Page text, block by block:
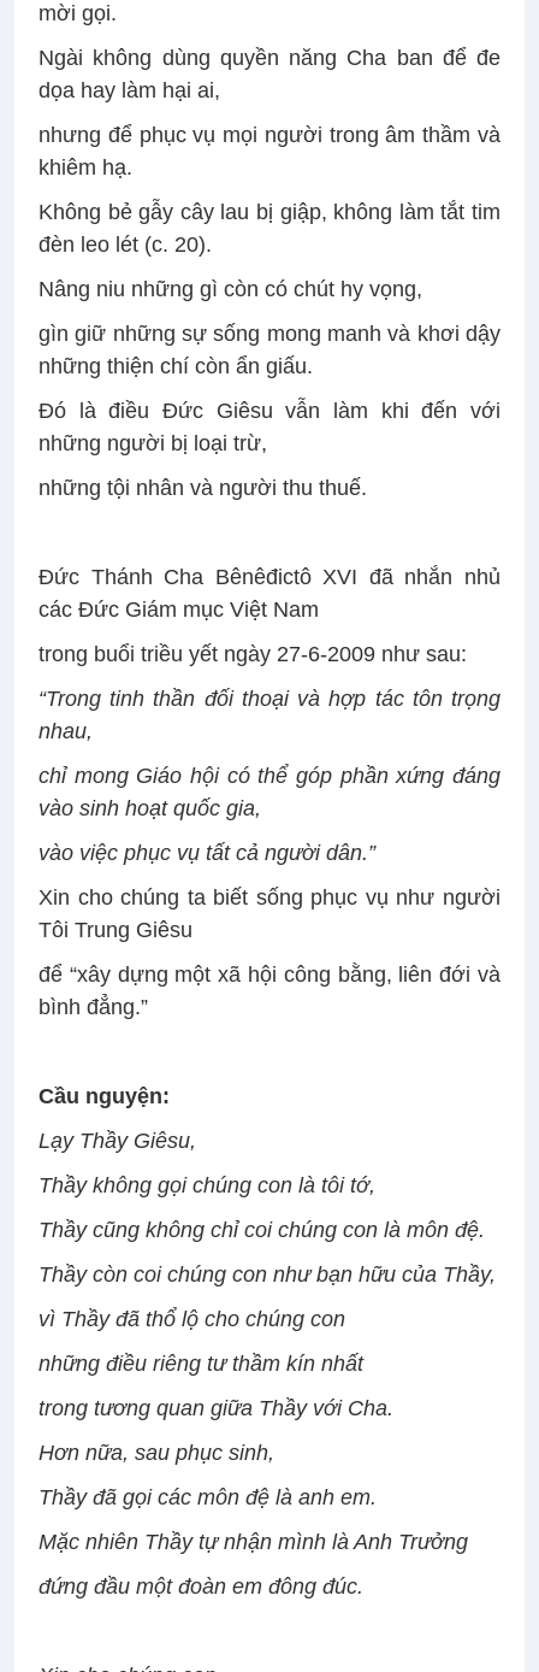
mời gọi.
Ngài không dùng quyền năng Cha ban để đe
dọa hay làm hại ai,
nhưng để phục vụ mọi người trong âm thầm và
khiêm hạ.
Không bẻ gẫy cây lau bị giập, không làm tắt tim
đèn leo lét (c. 20).
Nâng niu những gì còn có chút hy vọng,
gìn giữ những sự sống mong manh và khơi dậy
những thiện chí còn ẩn giấu.
Đó là điều Đức Giêsu vẫn làm khi đến với
những người bị loại trừ,
những tội nhân và người thu thuế.
Đức Thánh Cha Bênêđictô XVI đã nhắn nhủ
các Đức Giám mục Việt Nam
trong buổi triều yết ngày 27-6-2009 như sau:
“Trong tinh thần đối thoại và hợp tác tôn trọng
nhau,
chỉ mong Giáo hội có thể góp phần xứng đáng
vào sinh hoạt quốc gia,
vào việc phục vụ tất cả người dân.”
Xin cho chúng ta biết sống phục vụ như người
Tôi Trung Giêsu
để “xây dựng một xã hội công bằng, liên đới và
bình đẳng.”
Cầu nguyện:
Lạy Thầy Giêsu,
Thầy không gọi chúng con là tôi tớ,
Thầy cũng không chỉ coi chúng con là môn đệ.
Thầy còn coi chúng con như bạn hữu của Thầy,
vì Thầy đã thổ lộ cho chúng con
những điều riêng tư thầm kín nhất
trong tương quan giữa Thầy với Cha.
Hơn nữa, sau phục sinh,
Thầy đã gọi các môn đệ là anh em.
Mặc nhiên Thầy tự nhận mình là Anh Trưởng
đứng đầu một đoàn em đông đúc.